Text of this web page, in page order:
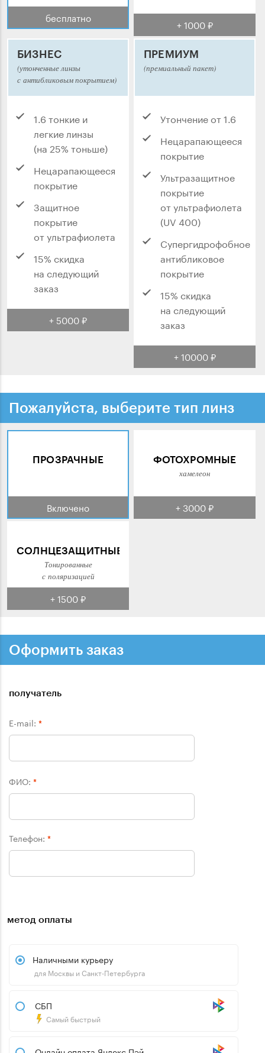
бесплатно + 1000 ₽
БИЗНЕС
(утонченные линзы
с антибликовым покрытием)
1.6 тонкие и
легкие линзы
(на 25% тоньше)
Нецарапающееся
покрытие
Защитное
покрытие
от ультрафиолета
15% скидка
на следующий
заказ
+ 5000 ₽
ПРЕМИУМ
(премиальный пакет)
Утончение от 1.6
Нецарапающееся
покрытие
Ультразащитное
покрытие
от ультрафиолета
(UV 400)
Супергидрофобное
антибликовое
покрытие
15% скидка
на следующий
заказ
+ 10000 ₽
Пожалуйста, выберите тип линз
ПРОЗРАЧНЫЕ
Включено
ФОТОХРОМНЫЕ
хамелеон
+ 3000 ₽
СОЛНЦЕЗАЩИТНЫЕ
Тонированные
с поляризацией
+ 1500 ₽
Оформить заказ
получатель
E-mail: *
ФИО: *
Телефон: *
метод оплаты
Наличными курьеру
для Москвы и Санкт-Петербурга
СБП
Самый быстрый